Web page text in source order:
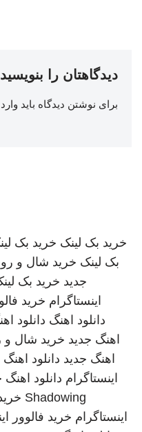
دیدگاهتان را بنویسید
برای نوشتن دیدگاه باید
خرید بک لینک خرید بک
بک لینک خرید شال و
جدید خرید بک
اینستاگرام خرید
دانلود اهنگ دانلود
اهنگ جدید خرید شال
اهنگ جدید دانلود
اینستاگرام دانلود اهنگ
Shadowing
اینستاگرام خرید فالوور